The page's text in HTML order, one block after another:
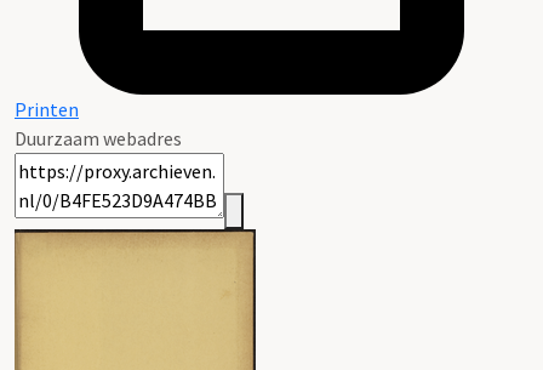
Printen
Duurzaam webadres